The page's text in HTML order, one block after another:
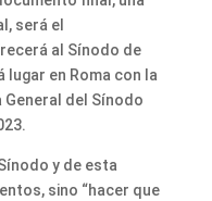
será el
al Sínodo de
lugar en Roma con la
General del Sínodo
y de esta
sino “hacer que